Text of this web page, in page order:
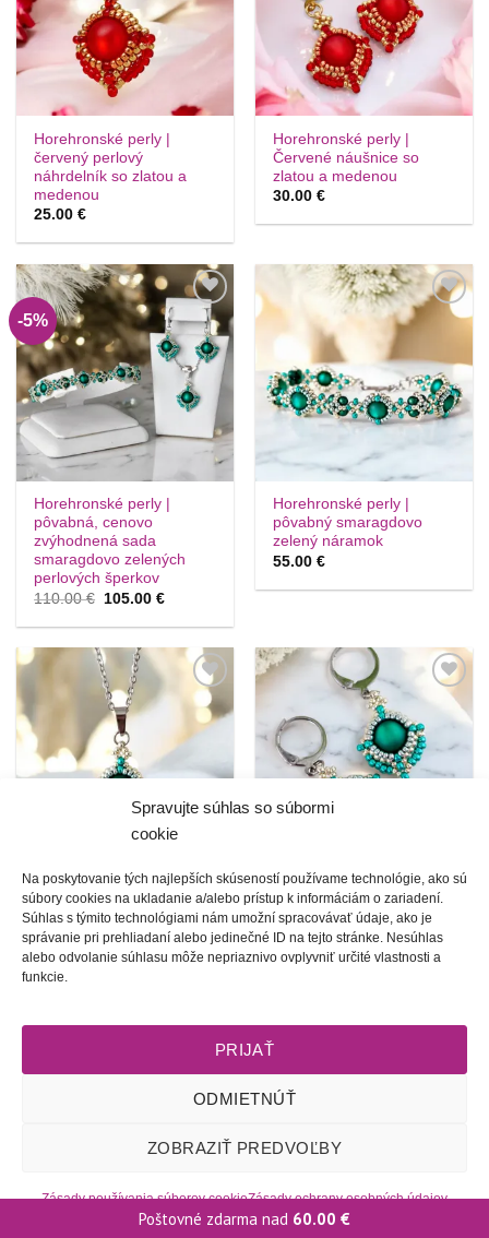
Spravujte súhlas so súbormi
cookie
Na poskytovanie tých najlepších skúseností používame technológie, ako sú
súbory cookies na ukladanie a/alebo prístup k informáciám o zariadení.
Súhlas s týmito technológiami nám umožní spracovávať údaje, ako je
správanie pri prehliadaní alebo jedinečné ID na tejto stránke. Nesúhlas
alebo odvolanie súhlasu môže nepriaznivo ovplyvniť určité vlastnosti a
funkcie.
PRIJAŤ
ODMIETNÚŤ
ZOBRAZIŤ PREDVOĽBY
Zásady používania súborov cookieZásady ochrany osobných údajov
Horehronské perly |
červený perlový
náhrdelník so zlatou a
medenou
25.00€
Horehronské perly |
Červené náušnice so
zlatou a medenou
30.00€
-5%
Túto
krasotinku
si prosím
Horehronské perly |
pôvabná, cenovo
zvýhodnená sada
smaragdovo zelených
perlových šperkov
110.00€ Pôvodná
bola:
105.00€Aktuálna
je:
Horehronské perly |
pôvabný smaragdovo
zelený náramok
55.00€
Túto
krasotinku
si prosím
Horehronské perly |
pôvabný perlový
náhrdelník smaragdovo
zelený
25.00€
krasotinku
si prosím
Horehronské perly |
pôvabné smaragdovo
zelené náušničky
30.00€
3
Reklamačný poriadok l Starostlivosť o šperky
(EÚ) l2009 - 2026 © Tete-Art, Všetky práva vyhradené
Poštovné zdarma nad 60.00 €